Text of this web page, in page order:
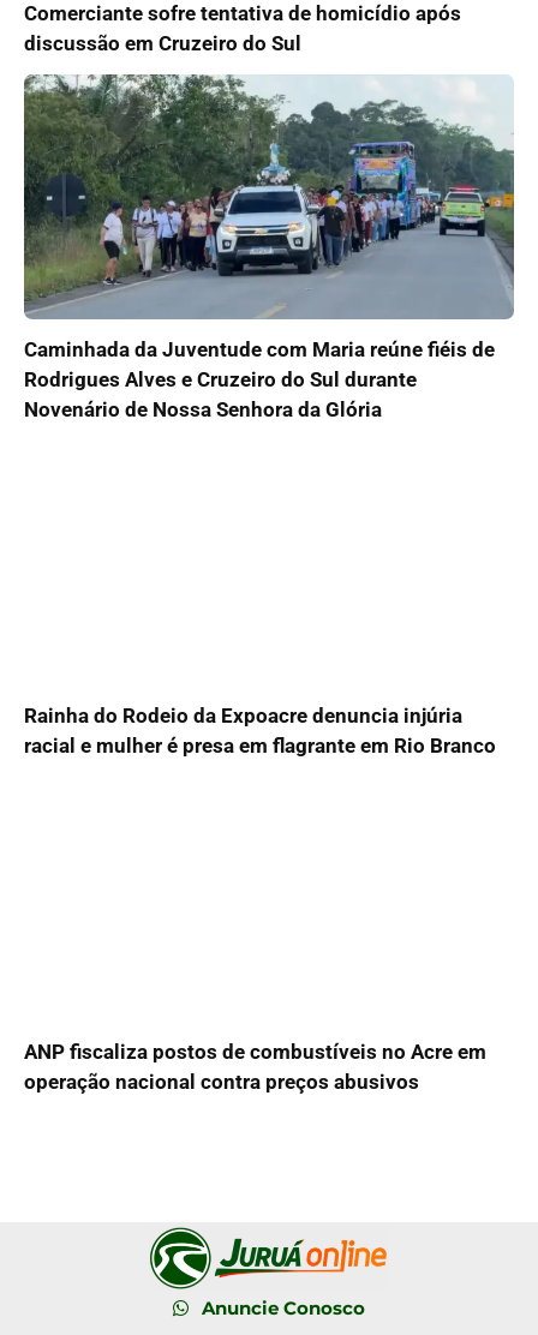
Comerciante sofre tentativa de homicídio após
discussão em Cruzeiro do Sul
Caminhada da Juventude com Maria reúne fiéis de
Rodrigues Alves e Cruzeiro do Sul durante
Novenário de Nossa Senhora da Glória
Rainha do Rodeio da Expoacre denuncia injúria
racial e mulher é presa em flagrante em Rio Branco
ANP fiscaliza postos de combustíveis no Acre em
operação nacional contra preços abusivos
Anuncie Conosco